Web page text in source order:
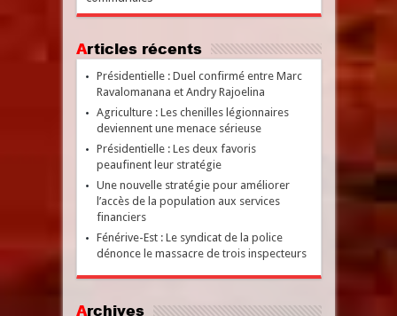
Articles récents
Présidentielle : Duel confirmé entre Marc
Ravalomanana et Andry Rajoelina
Agriculture : Les chenilles légionnaires
deviennent une menace sérieuse
Présidentielle : Les deux favoris
peaufinent leur stratégie
Une nouvelle stratégie pour améliorer
l’accès de la population aux services
financiers
Fénérive-Est : Le syndicat de la police
dénonce le massacre de trois inspecteurs
Archives